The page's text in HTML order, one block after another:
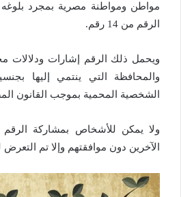
مواطن ومواطنة مصرية بمجرد
الرقم من 14 رقم.
ويحمل ذلك الرقم إشارات ودلالات
والمحافظة التي ينتمي إليها
الشخصية المحمية بموجب القانون
ولا يمكن للأشخاص بمشاركة
الآخرين دون موافقتهم وإلا تم